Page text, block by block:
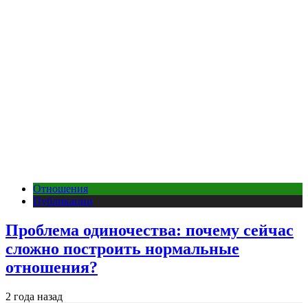
Отношения
Публикации
Проблема одиночества: почему сейчас
сложно построить нормальные
отношения?
2 года назад